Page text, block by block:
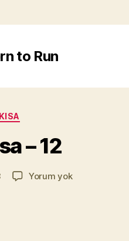
to Run
Kategoriler
– 12
Yazının
yazarı
a
a Yorum yokKısa